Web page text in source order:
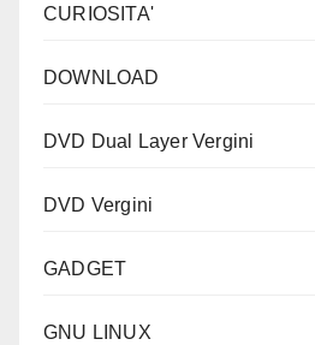
CURIOSITA'
DOWNLOAD
DVD Dual Layer Vergini
DVD Vergini
GADGET
GNU LINUX